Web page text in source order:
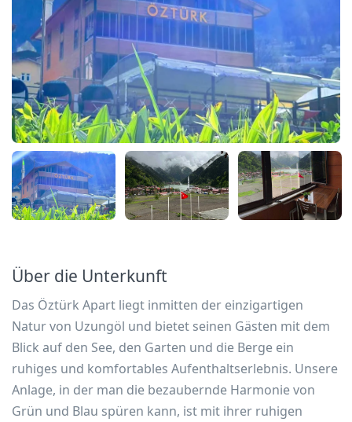
Über die Unterkunft
Das Öztürk Apart liegt inmitten der einzigartigen
Natur von Uzungöl und bietet seinen Gästen mit dem
Blick auf den See, den Garten und die Berge ein
ruhiges und komfortables Aufenthaltserlebnis. Unsere
Anlage, in der man die bezaubernde Harmonie von
Grün und Blau spüren kann, ist mit ihrer ruhigen